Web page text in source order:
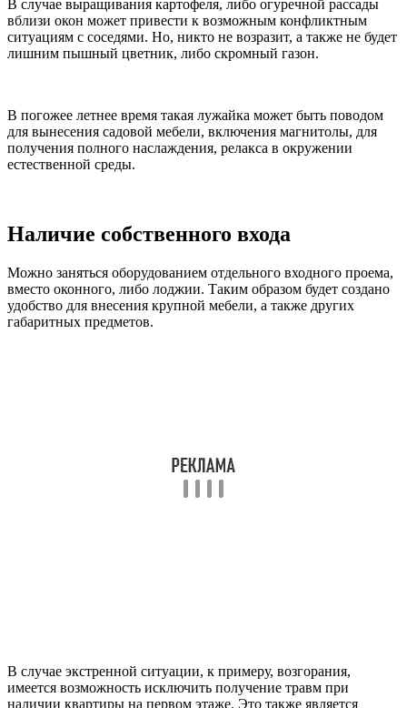
В случае выращивания картофеля, либо огуречной рассады
вблизи окон может привести к возможным конфликтным
ситуациям с соседями. Но, никто не возразит, а также не будет
лишним пышный цветник, либо скромный газон.
В погожее летнее время такая лужайка может быть поводом
для вынесения садовой мебели, включения магнитолы, для
получения полного наслаждения, релакса в окружении
естественной среды.
Наличие собственного входа
Можно заняться оборудованием отдельного входного проема,
вместо оконного, либо лоджии. Таким образом будет создано
удобство для внесения крупной мебели, а также других
габаритных предметов.
В случае экстренной ситуации, к примеру, возгорания,
имеется возможность исключить получение травм при
наличии квартиры на первом этаже. Это также является